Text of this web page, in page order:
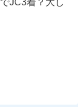
JC3着？大し